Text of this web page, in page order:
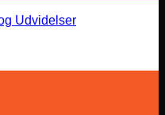
Udvidelser